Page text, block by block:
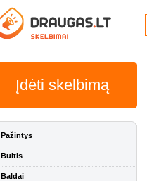
Įdėti skelbimą
Pažintys
Buitis
Baldai